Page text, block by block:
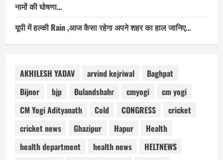
नामों की घोषणा…
यूपी में हल्की Rain ,आज कैसा रहेगा अपने शहर का हाल जानिए…
AKHILESH YADAV arvind kejriwal
Baghpat
Bijnor
bjp Bulandshahr cmyogi
cm yogi
CM Yogi Adityanath
Cold CONGRESS
cricket
cricket news
Ghazipur Hapur
Health
health department
health news
HELTNEWS